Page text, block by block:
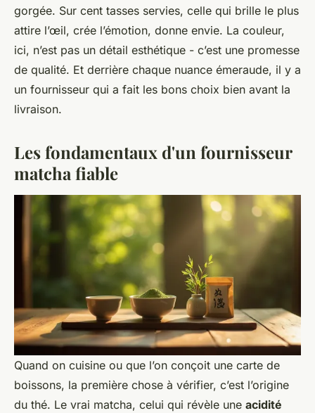
gorgée. Sur cent tasses servies, celle qui brille le plus
attire l’œil, crée l’émotion, donne envie. La couleur,
ici, n’est pas un détail esthétique - c’est une promesse
de qualité. Et derrière chaque nuance émeraude, il y a
un fournisseur qui a fait les bons choix bien avant la
livraison.
Les fondamentaux d'un fournisseur
matcha fiable
Quand on cuisine ou que l’on conçoit une carte de
boissons, la première chose à vérifier, c’est l’origine
du thé. Le vrai matcha, celui qui révèle une acidité